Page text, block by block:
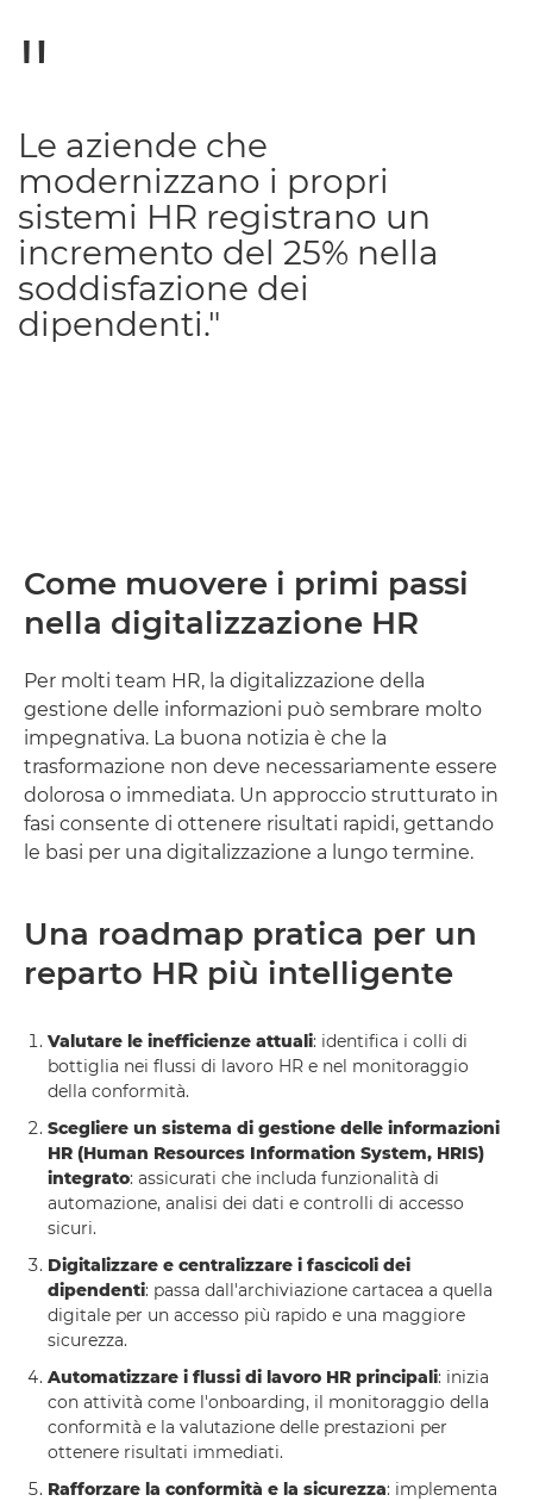
Le aziende che
modernizzano i propri
sistemi HR registrano un
incremento del 25% nella
soddisfazione dei
dipendenti."
Come muovere i primi passi
nella digitalizzazione HR
Per molti team HR, la digitalizzazione della
gestione delle informazioni può sembrare molto
impegnativa. La buona notizia è che la
trasformazione non deve necessariamente essere
dolorosa o immediata. Un approccio strutturato in
fasi consente di ottenere risultati rapidi, gettando
le basi per una digitalizzazione a lungo termine.
Una roadmap pratica per un
reparto HR più intelligente
Valutare le inefficienze attuali: identifica i colli di
bottiglia nei flussi di lavoro HR e nel monitoraggio
della conformità.
Scegliere un sistema di gestione delle informazioni
HR (Human Resources Information System, HRIS)
integrato: assicurati che includa funzionalità di
automazione, analisi dei dati e controlli di accesso
sicuri.
Digitalizzare e centralizzare i fascicoli dei
dipendenti: passa dall'archiviazione cartacea a quella
digitale per un accesso più rapido e una maggiore
sicurezza.
Automatizzare i flussi di lavoro HR principali: inizia
con attività come l'onboarding, il monitoraggio della
conformità e la valutazione delle prestazioni per
ottenere risultati immediati.
Rafforzare la conformità e la sicurezza: implementa